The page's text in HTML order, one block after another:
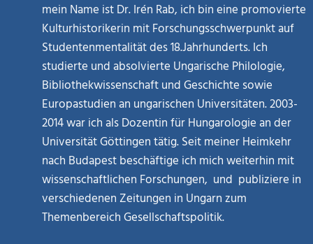
mein Name ist Dr. Irén Rab, ich bin eine promovierte
Kulturhistorikerin mit Forschungsschwerpunkt auf
Studentenmentalität des 18.Jahrhunderts. Ich
studierte und absolvierte Ungarische Philologie,
Bibliothekwissenschaft und Geschichte sowie
Europastudien an ungarischen Universitäten. 2003-
2014 war ich als Dozentin für Hungarologie an der
Universität Göttingen tätig. Seit meiner Heimkehr
nach Budapest beschäftige ich mich weiterhin mit
wissenschaftlichen Forschungen, und publiziere in
verschiedenen Zeitungen in Ungarn zum
Themenbereich Gesellschaftspolitik.